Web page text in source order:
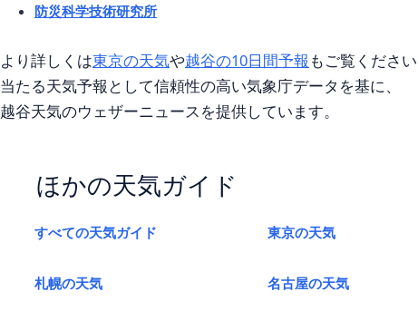
防災科学技術研究所
より詳しくは東京の天気や越谷の10日間予報 もご覧くださ
当たる天気予報として信頼性の高い気象庁データを基に、
越谷天気のウェザーニュースを提供しています。
ほかの天気ガイド
すべての天気ガイド 東京の天気
札幌の天気 名古屋の天気